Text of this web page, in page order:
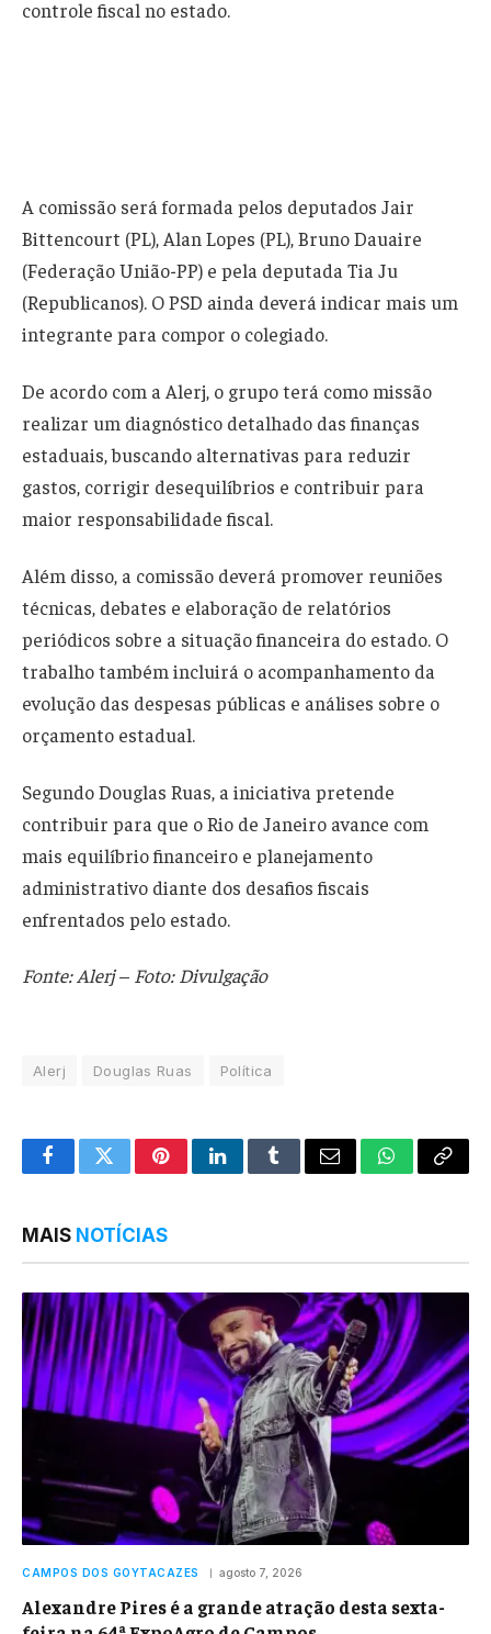
controle fiscal no estado.
A comissão será formada pelos deputados Jair
Bittencourt (PL), Alan Lopes (PL), Bruno Dauaire
(Federação União-PP) e pela deputada Tia Ju
(Republicanos). O PSD ainda deverá indicar mais um
integrante para compor o colegiado.
De acordo com a Alerj, o grupo terá como missão
realizar um diagnóstico detalhado das finanças
estaduais, buscando alternativas para reduzir
gastos, corrigir desequilíbrios e contribuir para
maior responsabilidade fiscal.
Além disso, a comissão deverá promover reuniões
técnicas, debates e elaboração de relatórios
periódicos sobre a situação financeira do estado. O
trabalho também incluirá o acompanhamento da
evolução das despesas públicas e análises sobre o
orçamento estadual.
Segundo Douglas Ruas, a iniciativa pretende
contribuir para que o Rio de Janeiro avance com
mais equilíbrio financeiro e planejamento
administrativo diante dos desafios fiscais
enfrentados pelo estado.
Fonte: Alerj– Foto: Divulgação
Alerj Douglas Ruas Política
FacebookTwitterPinterestLinkedInTumblrEmail WhatsApp
Copy
MAIS NOTÍCIAS
CAMPOS DOS GOYTACAZES agosto 7, 2026
Alexandre Pires é a grande atração desta sexta-